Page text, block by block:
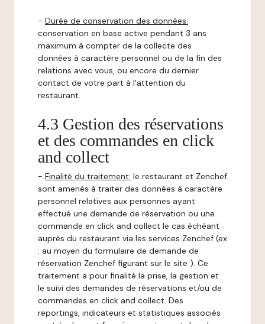
- Durée de conservation des données:
conservation en base active pendant 3 ans
maximum à compter de la collecte des
données à caractère personnel ou de la fin des
relations avec vous, ou encore du dernier
contact de votre part à l'attention du
restaurant.
4.3 Gestion des réservations
et des commandes en click
and collect
- Finalité du traitement: le restaurant et Zenchef
sont amenés à traiter des données à caractère
personnel relatives aux personnes ayant
effectué une demande de réservation ou une
commande en click and collect le cas échéant
auprès du restaurant via les services Zenchef (ex
: au moyen du formulaire de demande de
réservation Zenchef figurant sur le site ). Ce
traitement a pour finalité la prise, la gestion et
le suivi des demandes de réservations et/ou de
commandes en click and collect. Des
reportings, indicateurs et statistiques associés